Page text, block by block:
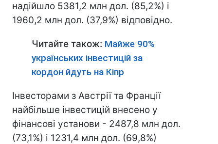
надійшло 5381,2 млн дол. (85,2%) і
1960,2 млн дол. (37,9%) відповідно.
Читайте також: Майже 90%
українських інвестицій за
кордон йдуть на Кіпр
Інвесторами з Австрії та Франції
найбільше інвестицій внесено у
фінансові установи - 2487,8 млн дол.
(73,1%) і 1231,4 млн дол. (69,8%)